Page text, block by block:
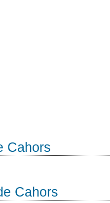
Cahors
Cahors